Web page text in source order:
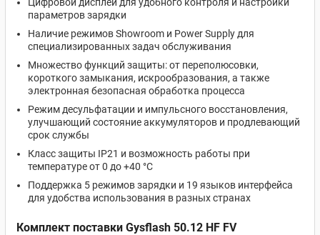
параметров зарядки
Наличие режимов Showroom и Power Supply для
специализированных задач обслуживания
Множество функций защиты: от переполюсовки,
короткого замыкания, искрообразования, а также
электронная безопасная обработка процесса
Режим десульфатации и импульсного восстановления,
улучшающий состояние аккумуляторов и продлевающий
срок службы
Класс защиты IP21 и возможность работы при
температуре от 0 до +40 °C
Поддержка 5 режимов зарядки и 19 языков интерфейса
для удобства использования в разных странах
Комплект поставки Gysflash 50.12 HF FV